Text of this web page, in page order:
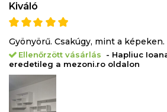
Kiváló
Gyönyörű. Csakúgy, mint a képeken.
Ellenőrzött vásárlás
- Hapliuc
eredetileg a mezoni.ro oldalon